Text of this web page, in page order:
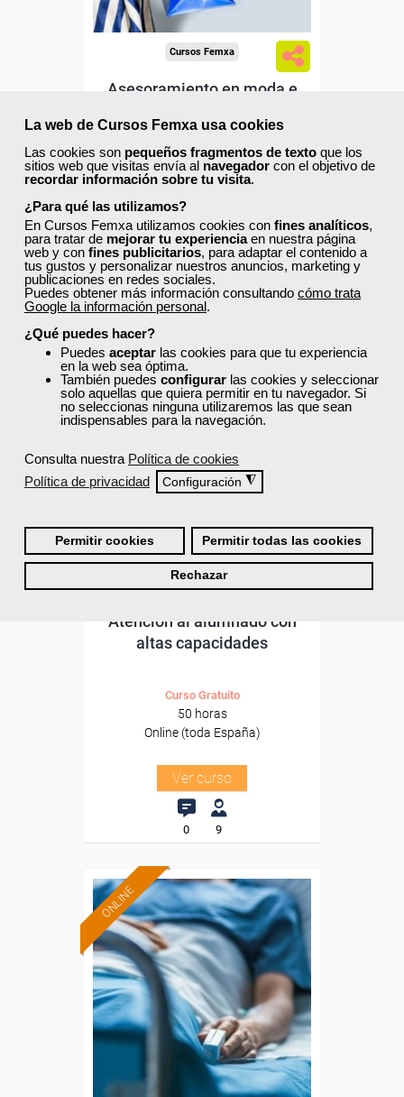
La web de Cursos Femxa usa cookies
Las cookies son pequeños fragmentos de texto que los
sitios web que visitas envía al navegador con el objetivo de
recordar información sobre tu visita.
¿Para qué las utilizamos?
En Cursos Femxa utilizamos cookies con fines analíticos,
para tratar de mejorar tu experienciaen nuestra página
web y con fines publicitarios, para adaptar el contenido a
tus gustos y personalizar nuestros anuncios, marketing y
publicaciones en redes sociales.
Puedes obtener más información consultando cómo trata
Google la información personal.
¿Qué puedes hacer?
Puedes aceptar las cookies para que tu experiencia
en la web sea óptima.
También puedes configurar las cookies y seleccionar
solo aquellas que quiera permitir en tu navegador. Si
no seleccionas ninguna utilizaremos las que sean
indispensables para la navegación.
Consulta nuestra Política de cookies
Política de privacidad
Configuración ◮
Permitir cookies Permitir todas las cookies
Rechazar
Cursos Femxa
Asesoramiento en moda e
Curso Gratuito
10 horas
Online (toda España)
Ver curso
0 44
ONLINE
Formación 100%
subvencionada.
Para desempleados,
trabajadores y autónomos.
Atención al alumnado con
altas capacidades
Curso Gratuito
50 horas
Online (toda España)
Ver curso
0 9
ONLINE
Formación 100%
subvencionada.
Para desempleados,
trabajadores y autónomos.
Sector
-Sanidad.